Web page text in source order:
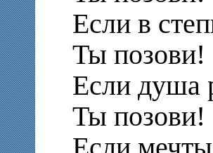
Если в
Ты позови!
Если душа
Ты позови!